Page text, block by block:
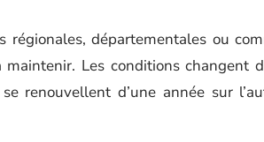
départementales ou
Les conditions changent
renouvellent d’une année sur